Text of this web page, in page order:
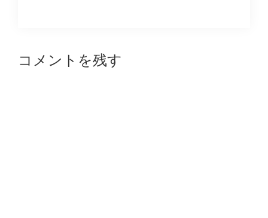
Reader
コメントを残す